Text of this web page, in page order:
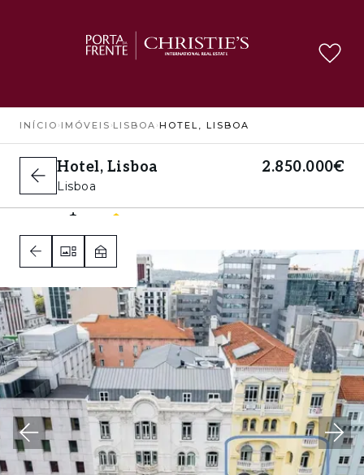
INÍCIO › IMÓVEIS ›LISBOA ›HOTEL, LISBOA
Hotel, Lisboa
Lisboa
2.850.000€